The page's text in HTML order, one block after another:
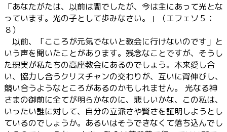
「あなたがたは、以前は闇でしたが、今は主にあって光とな
っています。光の子として歩みなさい。」（エフェソ５：
８）
以前、「こころが元気でないと教会に行けないのです」と
いう声を聞いたことがあります。残念なことですが、そうし
た現実が私たちの高座教会にあるのでしょう。本来愛し合
い、協力し合うクリスチャンの交わりが、互いに背伸びし、
競い合うようなところがあるのかもしれません。 光なる神
さまの御前に全てが明らかなのに、悲しいかな、この私は、
いったい誰に対して、自分の立派さや賢さを証明しようとし
ているのでしょうか。あるいはそうできなくて落ち込んでし